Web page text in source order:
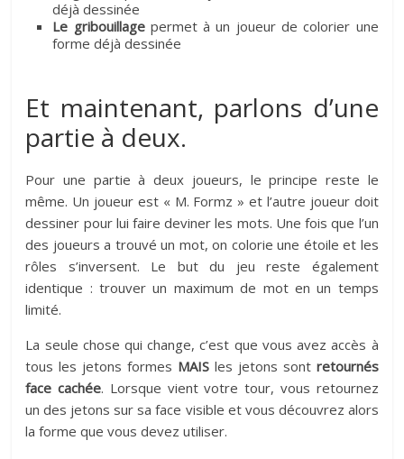
déjà dessinée
Le gribouillagepermet à un joueur de colorier une
forme déjà dessinée
Et maintenant, parlons d’une
partie à deux.
Pour une partie à deux joueurs, le principe reste le
même. Un joueur est « M. Formz » et l’autre joueur doit
dessiner pour lui faire deviner les mots. Une fois que l’un
des joueurs a trouvé un mot, on colorie une étoile et les
rôles s’inversent. Le but du jeu reste également
identique : trouver un maximum de mot en un temps
limité.
La seule chose qui change, c’est que vous avez accès à
tous les jetons formes MAIS les jetons sont retournés
face cachée. Lorsque vient votre tour, vous retournez
un des jetons sur sa face visible et vous découvrez alors
la forme que vous devez utiliser.